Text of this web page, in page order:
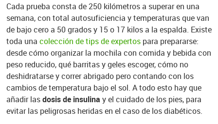
Cada prueba consta de 250 kilómetros a superar en una
semana, con total autosuficiencia y temperaturas que van
de bajo cero a 50 grados y 15 o 17 kilos a la espalda. Existe
toda una colección de tips de expertospara prepararse:
desde cómo organizar la mochila con comida y bebida con
peso reducido, qué barritas y geles escoger, cómo no
deshidratarse y correr abrigado pero contando con los
cambios de temperatura bajo el sol. A todo esto hay que
añadir lasdosis de insulina y el cuidado de los pies, para
evitar las peligrosas heridas en el caso de los diabéticos.